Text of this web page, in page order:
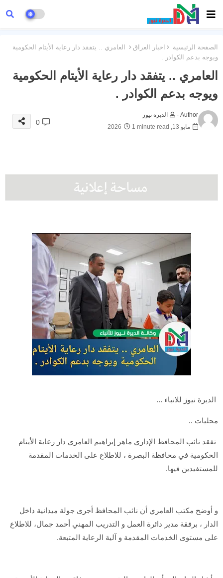
الصفحة الرئيسية اخبار العراق
العامري .. يتفقد دار رعاية الأيتام الحكومية
ويوجه بدعم الكوادر .
العامري .. يتفقد دار رعاية الأيتام الحكومية
ويوجه بدعم الكوادر .
Author -
الديرة نيوز
مايو 13, 2026
1 minute read
0
الديرة نيوز للانباء ...
محليات ..
تفقد نائب المحافظ الإداري ماهر إبراهيم العامري دار رعاية الأيتام
الحكومية في محافظة البصرة ، للاطلاع على الخدمات المقدمة
للمستفيدين فيها.
و أوضح مكتب العامري أن نائب المحافظ أجرى جولة ميدانية داخل
الدار ، برفقة مدير دائرة العمل و التدريب المهني أحمد جمال، للاطلاع
على مستوى الخدمات المقدمة و آلية الرعاية المتبعة.